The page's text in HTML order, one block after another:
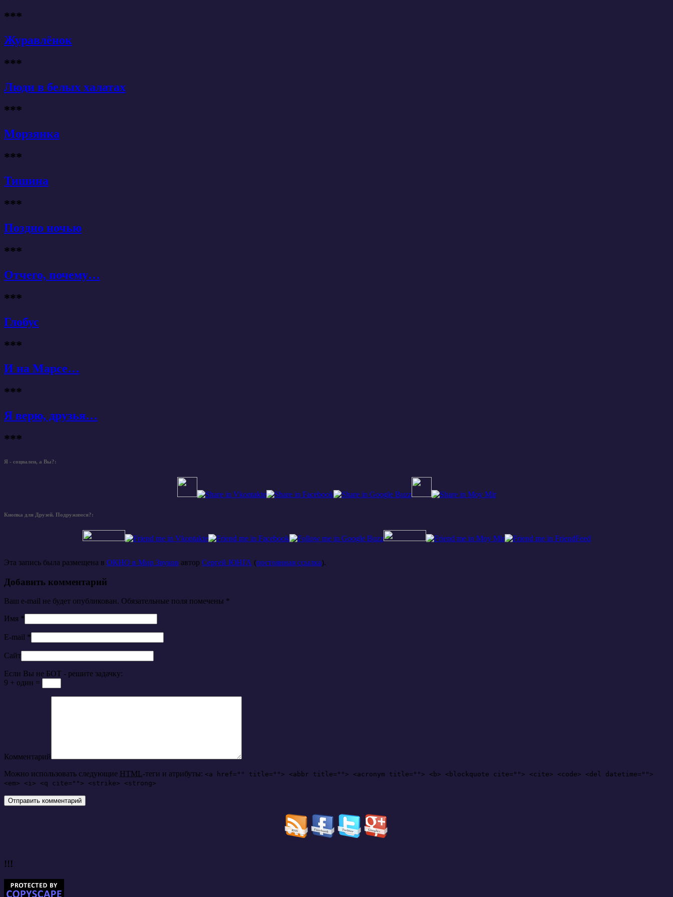
***
Журавлёнок
***
Люди в белых халатах
***
Морзянка
***
Тишина
***
Поздно ночью
***
Отчего, почему…
***
Глобус
***
И на Марсе…
***
Я верю, друзья…
***
Я - социален, а Вы?:
Кнопка для Друзей. Подружимся?:
Эта запись была размещена в ОКНО в Мир Звуков автор Сергей ЮНГА (постоянная ссылка).
Добавить комментарий
Ваш e-mail не будет опубликован. Обязательные поля помечены *
Имя *
E-mail *
Сайт
Если Вы не БОТ - решите задачку:
9 + один =
Комментарий
Можно использовать следующие HTML-теги и атрибуты: <a href="" title=""> <abbr title=""> <acronym title=""> <b> <blockquote cite=""> <cite> <code> <del datetime="">
<em> <i> <q cite=""> <strike> <strong>
!!!